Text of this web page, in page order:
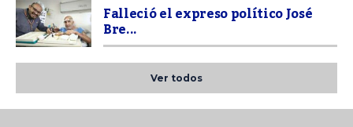
Falleció el expreso político José
Bre...
Ver todos